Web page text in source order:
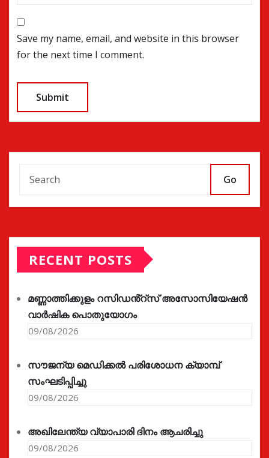
Save my name, email, and website in this browser
for the next time I comment.
Go
RECENT POSTS
മണ്ണാത്തിക്കുളം റസിഡൻ്റ്സ് അസോസിയേഷൻ
വാർഷിക പൊതുയോഗം
09/08/2026
സൗജന്യ മെഡിക്കൽ പരിശോധന ക്യാമ്പ്
സംഘടിപ്പിച്ചു
09/08/2026
അഖിലേന്ത്യ വ്യാപാരി ദിനം ആചരിച്ചു
09/08/2026